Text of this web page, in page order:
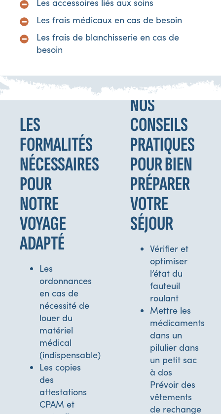
Les accessoires liés aux soins
Les frais médicaux en cas de besoin
Les frais de blanchisserie en cas de
besoin
LES
FORMALITÉS
NÉCESSAIRES
POUR
NOTRE
VOYAGE
ADAPTÉ
Les
ordonnances
en cas de
nécessité de
louer du
matériel
médical
(indispensable)
Les copies
des
attestations
CPAM et
NOS
CONSEILS
PRATIQUES
POUR BIEN
PRÉPARER
VOTRE
SÉJOUR
Vérifier et
optimiser
l’état du
fauteuil
roulant
Mettre les
médicaments
dans un
pilulier dans
un petit sac
à dos
Prévoir des
vêtements
de rechange